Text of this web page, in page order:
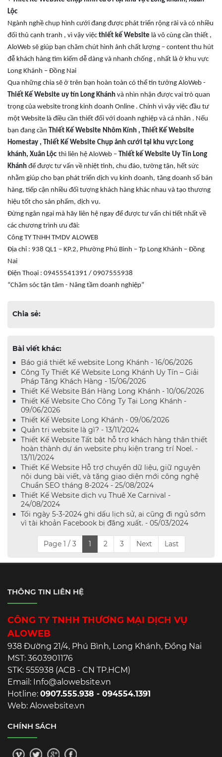
Lộc
Ngành nghề chụp hình cưới đang được phát triển rộng rãi và có nhiều
đối thủ cạnh tranh , vì vậy việc thiết kế Website là vô cùng cần thiết ,
AloWeb sẽ giúp bạn chăm chút hình ảnh chất lượng – content thu hút
đễ khách hàng tìm kiếm dễ dàng và nhanh chống , nhất là ở khu vực
Long Khánh – Đồng Nai
Qua những chia sẽ ở trên bạn hoàn toàn có thể tin tưởng AloWeb -
Thiết Kế Website uy tín Long Khánh và nhìn nhận được vai trò quan
trọng của website trong kinh doanh Online . Chính vì vậy việc đầu tư
một Website là điều cần thiết đối với doanh nghiệp và cá nhân . Nếu
bạn đang cần Thiết Kế Website Nhôm Kính , Thiết Kế Website
Homestay , Thiết Kế Website Chụp ảnh cưới tại khu vực Long
khánh, Xuân Lộc thì liên hệ AloWeb – Thiết kế Website Uy Tín Long
Khánh để được tư vấn về nhiệt tình, chu đáo, tường tận, hết sức
nhằm giúp cho bạn phát triển dịch vụ kinh doanh, tăng doanh số bán
hàng, tiếp cận nhiều đối tượng khách hàng khác nhau và tạo thương
hiệu tốt cho sản phẩm, dịch vụ.
Đừng ngân ngại mà hãy liên hệ ngay để được tư vấn chi tiết nhất về
các chương trình ưu đãi:
Công TY TNHH TMDV ALOWEB
Địa chỉ : 938 QL1 – KP.2, Phường Phú Bình – Tp Long Khánh – Đồng
Nai
Điện Thoại : 09455541391 / 0907555938
“Chăm sóc tận tâm - Nâng tầm doanh nghiệp”
Chia sẻ:
Bài viết khác:
Báo giá thiết kế website Long Khánh - 16/06/2026
Công Ty Thiết Kế Website Long Khánh Uy Tín – Giải
Pháp Tăng Khách Hàng - 15/06/2026
Thiết Kế Website Bán Hàng Long Khánh - 10/06/2026
Thiết Kế Website Cho Công Ty Tại Long Khánh -
09/06/2026
Thiết Kế Website Long Khánh - 09/06/2026
Quản trị website là gì? - 13/11/2024
Thiết Kế Website Tất bật hỗ trợ khách hàng thân thiết
hoàn thành dự án website phụ kiện trang trí Noel. -
13/11/2024
Thiết Kế Website Hỗ trợ chuyển dữ liệu, giữ nguyên
nội dung bài viết, và tặng giao diện mới công nghệ
Chuẩn SEO tháng 8-2024 - 25/08/2024
Thiết Kế Website dịch vụ Thuê Xe Carnival -
24/08/2024
Tối ngày 5-3-2024 ghi dấu lịch sử, ai cũng đi ngủ sớm
vì tài khoản Facebook bị đăng xuất. - 05/03/2024
Page 1 / 3 1 2 3 Next Last
THÔNG TIN LIÊN HỆ
CÔNG TY TNHH THƯƠNG MẠI DỊCH VỤ
ALOWEB
938 Đường 21/4, Phú Bình, Long Khánh, Đồng Nai
MST: 3603901176
STK: 555938 (ACB - CN TP.HCM)
Email: Info@alowebsite.vn
Hotline: 0907.555.938 - 094554.1391
Web: Alowebsite.vn
CHÍNH SÁCH